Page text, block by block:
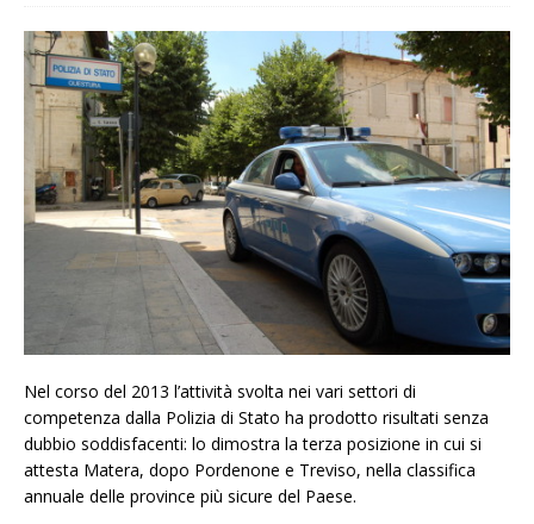
Nel corso del 2013 l’attività svolta nei vari settori di
competenza dalla Polizia di Stato ha prodotto risultati senza
dubbio soddisfacenti: lo dimostra la terza posizione in cui si
attesta Matera, dopo Pordenone e Treviso, nella classifica
annuale delle province più sicure del Paese.